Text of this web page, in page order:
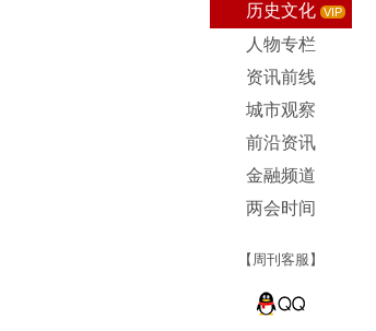
历史文化 VIP
人物专栏
资讯前线
城市观察
前沿资讯
金融频道
两会时间
【周刊客服】